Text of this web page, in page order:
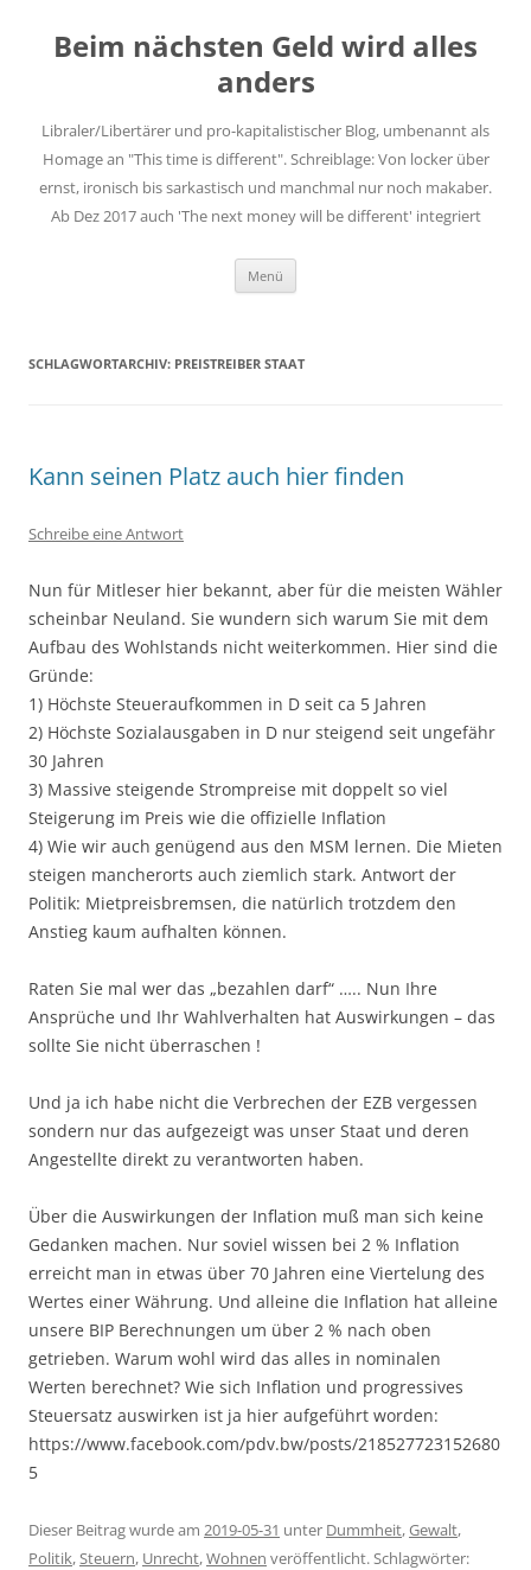
springen
Beim nächsten Geld wird alles
anders
Libraler/Libertärer und pro-kapitalistischer Blog, umbenannt als
Homage an "This time is different". Schreiblage: Von locker über
ernst, ironisch bis sarkastisch und manchmal nur noch makaber.
Ab Dez 2017 auch 'The next money will be different' integriert
Menü
SCHLAGWORTARCHIV: PREISTREIBER STAAT
Kann seinen Platz auch hier finden
Schreibe eine Antwort
Nun für Mitleser hier bekannt, aber für die meisten Wähler
scheinbar Neuland. Sie wundern sich warum Sie mit dem
Aufbau des Wohlstands nicht weiterkommen. Hier sind die
Gründe:
1) Höchste Steueraufkommen in D seit ca 5 Jahren
2) Höchste Sozialausgaben in D nur steigend seit ungefähr
30 Jahren
3) Massive steigende Strompreise mit doppelt so viel
Steigerung im Preis wie die offizielle Inflation
4) Wie wir auch genügend aus den MSM lernen. Die Mieten
steigen mancherorts auch ziemlich stark. Antwort der
Politik: Mietpreisbremsen, die natürlich trotzdem den
Anstieg kaum aufhalten können.
Raten Sie mal wer das „bezahlen darf“ ….. Nun Ihre
Ansprüche und Ihr Wahlverhalten hat Auswirkungen – das
sollte Sie nicht überraschen !
Und ja ich habe nicht die Verbrechen der EZB vergessen
sondern nur das aufgezeigt was unser Staat und deren
Angestellte direkt zu verantworten haben.
Über die Auswirkungen der Inflation muß man sich keine
Gedanken machen. Nur soviel wissen bei 2 % Inflation
erreicht man in etwas über 70 Jahren eine Viertelung des
Wertes einer Währung. Und alleine die Inflation hat alleine
unsere BIP Berechnungen um über 2 % nach oben
getrieben. Warum wohl wird das alles in nominalen
Werten berechnet? Wie sich Inflation und progressives
Steuersatz auswirken ist ja hier aufgeführt worden:
https://www.facebook.com/pdv.bw/posts/218527723152680
5
Dieser Beitrag wurde am 2019-05-31 unter Dummheit,Gewalt,
Politik,Steuern, Unrecht,Wohnen veröffentlicht. Schlagwörter: